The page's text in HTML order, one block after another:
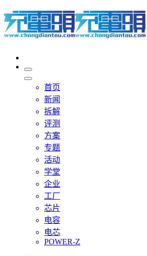
首页
新闻
拆解
评测
方案
专题
活动
学堂
企业
工厂
芯片
电容
电芯
POWER-Z